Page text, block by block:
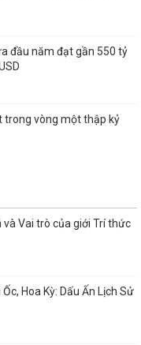
đầu năm đạt gần 550 tỷ
trong vòng một thập kỷ
và Vai trò của giới Trí thức
Hoa Kỳ: Dấu Ấn Lịch Sử